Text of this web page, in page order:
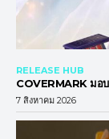
RELEASE HUB
COVERMARK มอ
7 สิงหาคม 2026